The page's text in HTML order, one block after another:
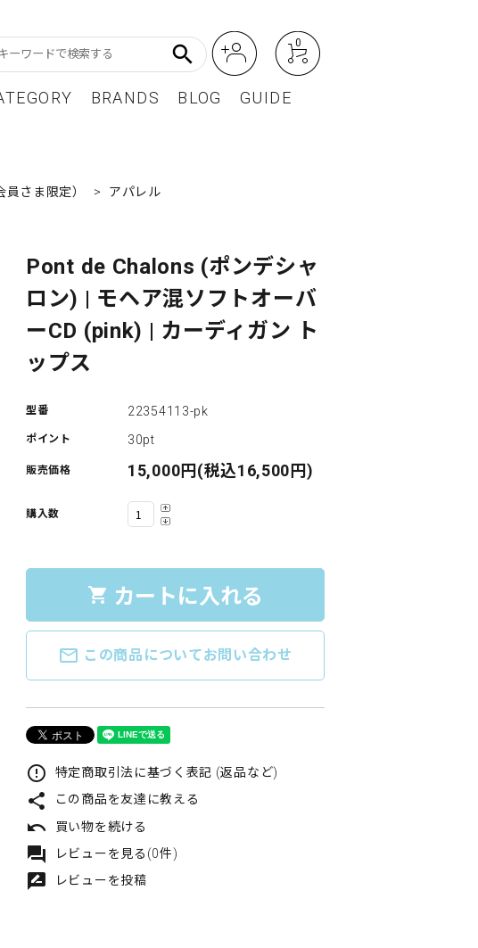
search 0
BEST SELLER / ベストセラー
BRANDS BLOG GUIDE
さま限定） >
アパレル
Pont de Chalons (ポンデシャ
ロン) | モヘア混ソフトオーバ
ーCD (pink) | カーディガン ト
ップス
型番 22354113-pk
ポイント 30pt
販売価格 15,000円(税込16,500円)
購入数
shopping_cart カートに入れる
mail_outline この商品についてお問い合わせ
error_outline 特定商取引法に基づく表記 (返品など)
share この商品を友達に教える
undo 買い物を続ける
forum レビューを見る(0件)
rate_review レビューを投稿